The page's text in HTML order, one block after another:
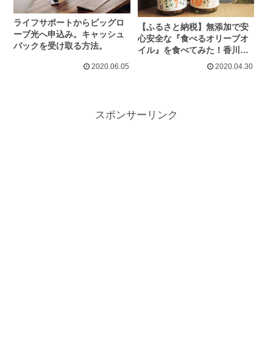
ライフサポートからビッグロ
ーブ光へ申込み。キャッシュ
バックを受け取る方法。
2020.06.05
【ふるさと納税】無添加で安
心安全な『食べるオリーブオ
イル』を食べてみた！香川県
2020.04.30
スポンサーリンク